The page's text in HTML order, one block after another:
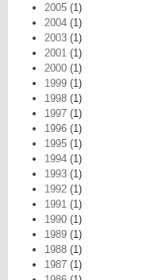
2005 (1)
2004 (1)
2003 (1)
2001 (1)
2000 (1)
1999 (1)
1998 (1)
1997 (1)
1996 (1)
1995 (1)
1994 (1)
1993 (1)
1992 (1)
1991 (1)
1990 (1)
1989 (1)
1988 (1)
1987 (1)